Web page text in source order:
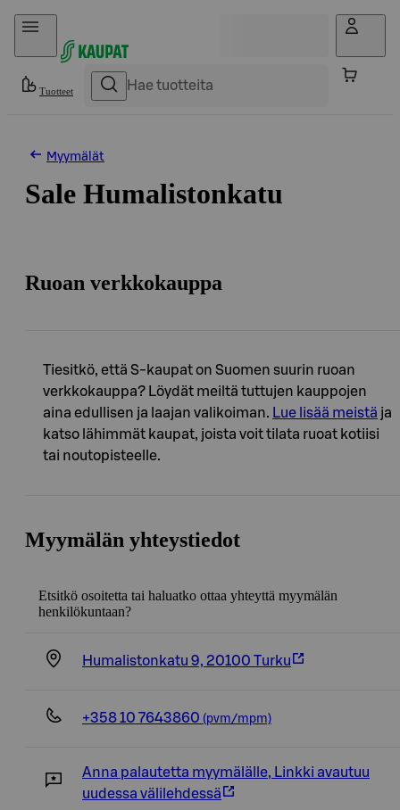
Hyppää sisältöön
Tuotteet
Myymälät
Sale Humalistonkatu
Ruoan verkkokauppa
Tiesitkö, että S-kaupat on Suomen suurin ruoan
verkkokauppa? Löydät meiltä tuttujen kauppojen
aina edullisen ja laajan valikoiman. Lue lisää meistä ja
katso lähimmät kaupat, joista voit tilata ruoat kotiisi
tai noutopisteelle.
Myymälän yhteystiedot
Etsitkö osoitetta tai haluatko ottaa yhteyttä myymälän
henkilökuntaan?
Humalistonkatu 9, 20100 Turku
+358 10 7643860 (pvm/mpm)
Anna palautetta myymälälle, Linkki avautuu
uudessa välilehdessä